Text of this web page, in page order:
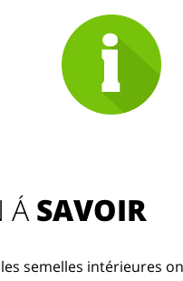
Á SAVOIR
semelles intérieures